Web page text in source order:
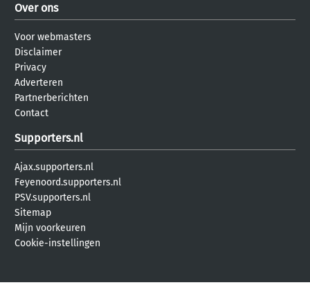
Over ons
Voor webmasters
Disclaimer
Privacy
Adverteren
Partnerberichten
Contact
Supporters.nl
Ajax.supporters.nl
Feyenoord.supporters.nl
PSV.supporters.nl
Sitemap
Mijn voorkeuren
Cookie-instellingen